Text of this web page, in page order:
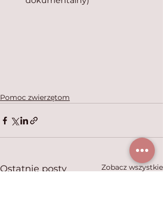
Pomoc zwierzętom
Ostatnie posty Zobacz wszystkie